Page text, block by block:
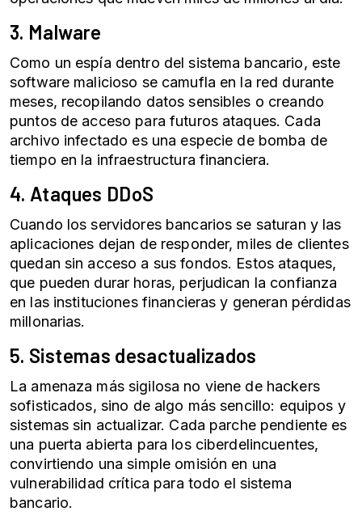
3. Malware
Como un espía dentro del sistema bancario, este
software malicioso se camufla en la red durante
meses, recopilando datos sensibles o creando
puntos de acceso para futuros ataques. Cada
archivo infectado es una especie de bomba de
tiempo en la infraestructura financiera.
4. Ataques DDoS
Cuando los servidores bancarios se saturan y las
aplicaciones dejan de responder, miles de clientes
quedan sin acceso a sus fondos. Estos ataques,
que pueden durar horas, perjudican la confianza
en las instituciones financieras y generan pérdidas
millonarias.
5. Sistemas desactualizados
La amenaza más sigilosa no viene de hackers
sofisticados, sino de algo más sencillo: equipos y
sistemas sin actualizar. Cada parche pendiente es
una puerta abierta para los ciberdelincuentes,
convirtiendo una simple omisión en una
vulnerabilidad crítica para todo el sistema
bancario.